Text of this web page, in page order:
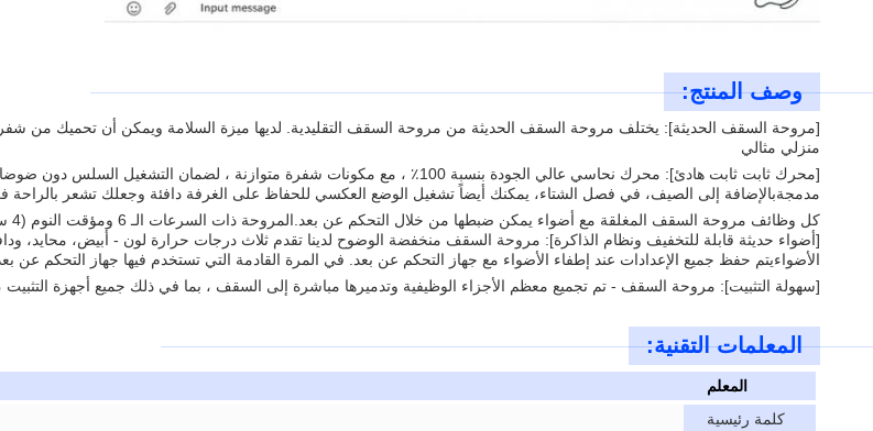
وصف المنتج:
[مروحة السقف الحديثة]: يختلف مروحة السقف الحديثة من مروحة السقف التقليدية. لديها ميزة السلامة ويمكن أن تحميك من
منزلي مثالي
[محرك ثابت ثابت هادئ]: محرك نحاسي عالي الجودة بنسبة 100٪ ، مع مكونات شفرة متوازنة ،
مدمجةبالإضافة إلى الصيف، في فصل الشتاء، يمكنك أيضاً تشغيل الوضع العكسي للحفاظ على الغرفة دافئة وجعلك تشعر بالراحة
كل وظائف مروحة السقف المغلقة مع أضواء يمكن ضبطها من خلال التحكم عن بعد.المروحة ذات السرعات الـ 6 ومؤقت النوم (4 ساعات) يجعل من السهل الحفاظ على الراحة المثالية.
[أضواء حديثة قابلة للتخفيف ونظام الذاكرة]: مروحة السقف منخفضة الوضوح لدينا تقدم ثلاث درجات حرارة لون - أبيض، محايد،
الأضواءيتم حفظ جميع الإعدادات عند إطفاء الأضواء مع جهاز التحكم عن بعد. في المرة القادمة التي تستخدم فيها جهاز التحكم عن
[سهولة التثبيت]: مروحة السقف - تم تجميع معظم الأجزاء الوظيفية وتدميرها مباشرة إلى السقف ، بما في ذلك جميع أجهزة التثبيت
المعلمات التقنية:
المعلم
كلمة رئيسية